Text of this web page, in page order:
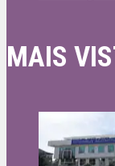
MAIS